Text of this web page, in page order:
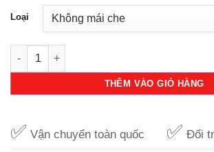
Loại
Xe 3 bánh có cần đẩy và đai bảo vệ 306
THÊM VÀO GIỎ HÀNG
✅ Vận chuyển toàn quốc ✅ Đổi